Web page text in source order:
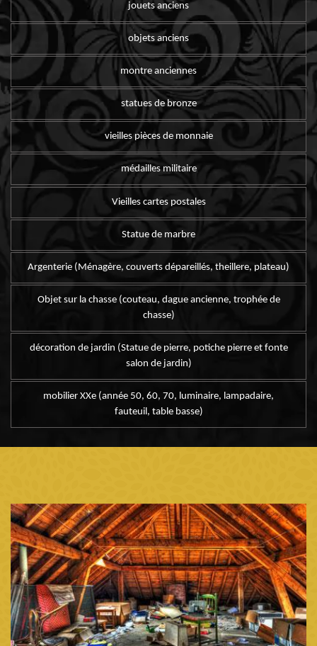
jouets anciens
objets anciens
montre anciennes
statues de bronze
vieilles pièces de monnaie
médailles militaire
Vieilles cartes postales
Statue de marbre
Argenterie (Ménagère, couverts dépareillés, theillere, plateau)
Objet sur la chasse (couteau, dague ancienne, trophée de
chasse)
décoration de jardin (Statue de pierre, potiche pierre et fonte
salon de jardin)
mobilier XXe (année 50, 60, 70, luminaire, lampadaire,
fauteuil, table basse)